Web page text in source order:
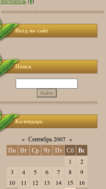
Вход на сайт
Поиск
Календарь
« Сентябрь 2007 »
Пн Вт Ср Чт Пт Сб Вс
1
2
3
4 5 6 7 8
9
10
11 12 13 14 15 16